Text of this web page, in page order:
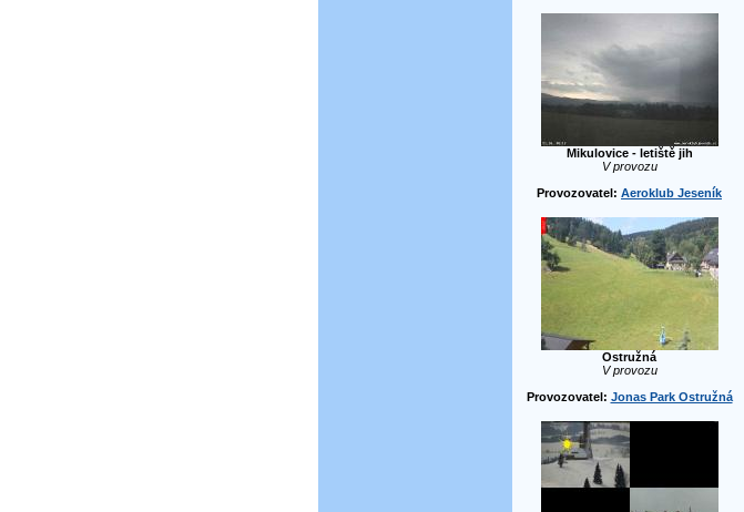
Mikulovice - letiště jih
V provozu
Provozovatel: Aeroklub Jeseník
Ostružná
V provozu
Provozovatel: Jonas Park Ostružná